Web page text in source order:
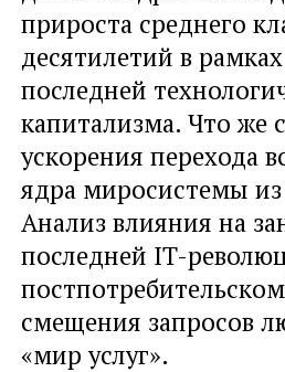
прироста среднего
десятилетий в
последней
капитализма. Что же
ускорения перехода
ядра миросистемы из
Анализ влияния на
последней IT-
смещения запросов
«мир услуг».